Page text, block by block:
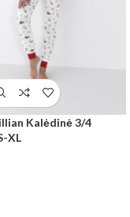
Kalėdinė 3/4
XL